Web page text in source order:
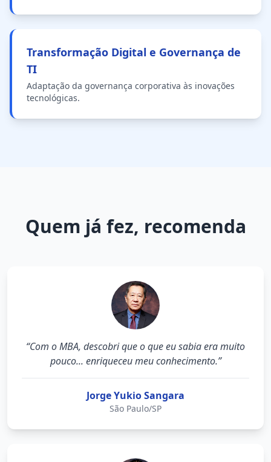
Transformação Digital e Governança de
TI
Adaptação da governança corporativa às inovações
tecnológicas.
Quem já fez, recomenda
“Com o MBA, descobri que o que eu sabia era muito
pouco... enriqueceu meu conhecimento.”
Jorge Yukio Sangara
São Paulo/SP